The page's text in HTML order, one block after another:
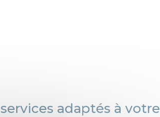
adaptés à votre